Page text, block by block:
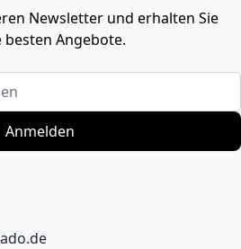
Newsletter und erhalten Sie
besten Angebote.
Anmelden